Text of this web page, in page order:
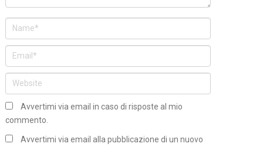
Avvertimi via email in caso di risposte al mio
commento.
Avvertimi via email alla pubblicazione di un nuovo